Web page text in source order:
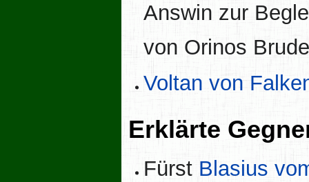
Answin zur
von Orinos
Voltan von
Erklärte
Fürst Blasius